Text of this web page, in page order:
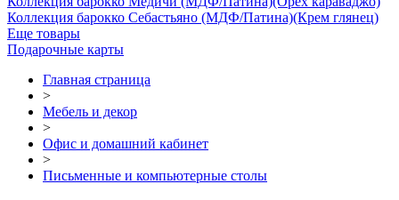
Коллекция барокко Себастьяно (МДФ/Патина)(Крем глянец)
Еще товары
Подарочные карты
Главная страница
>
Мебель и декор
>
Офис и домашний кабинет
>
Письменные и компьютерные столы